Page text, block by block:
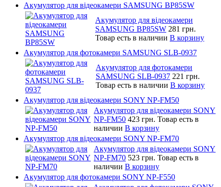
Акумулятор для відеокамери SAMSUNG BP85SW
Акумулятор для відеокамери
SAMSUNG BP85SW 281 грн.
Товар есть в наличии В корзину
Акумулятор для фотокамери SAMSUNG SLB-0937
Акумулятор для фотокамери
SAMSUNG SLB-0937 221 грн.
Товар есть в наличии В корзину
Акумулятор для відеокамери SONY NP-FM50
Акумулятор для відеокамери SONY
NP-FM50 423 грн. Товар есть в
наличии В корзину
Акумулятор для відеокамери SONY NP-FM70
Акумулятор для відеокамери SONY
NP-FM70 523 грн. Товар есть в
наличии В корзину
Акумулятор для фотокамери SONY NP-F550